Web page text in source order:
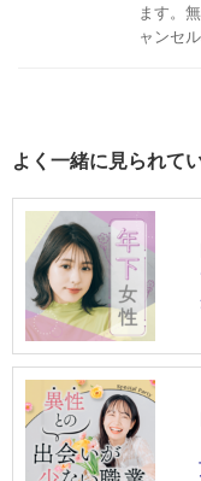
ます。
ャンセ
よく一緒に見られて